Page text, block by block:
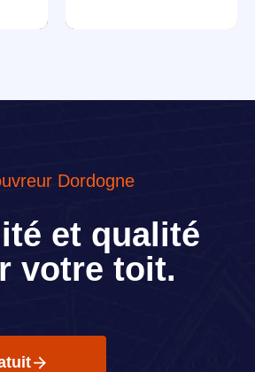
Dordogne
et qualité
votre toit.